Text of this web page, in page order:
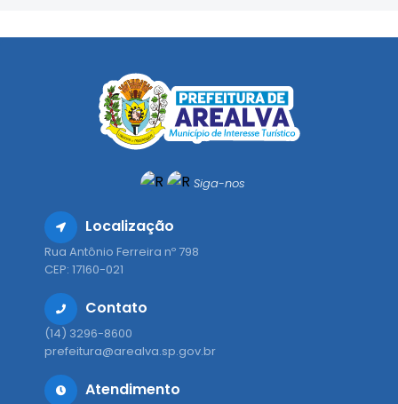
Siga-nos
Localização
Rua Antônio Ferreira nº 798
CEP: 17160-021
Contato
(14) 3296-8600
prefeitura@arealva.sp.gov.br
Atendimento